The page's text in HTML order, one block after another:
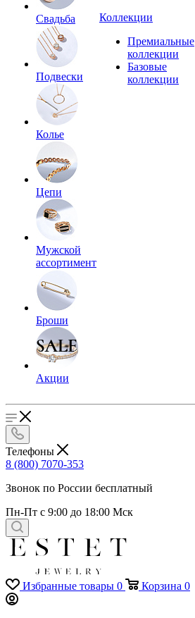
Свадьба
Подвески
Колье
Цепи
Мужской
ассортимент
Броши
Акции
Коллекции
Премиальные
коллекции
Базовые
коллекции
Телефоны
8 (800) 7070-353
Звонок по России бесплатный
Пн-Пт с 9:00 до 18:00 Мск
Избранные товары 0 Корзина 0